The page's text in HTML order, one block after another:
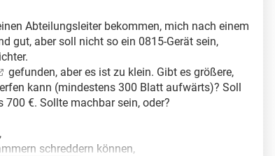
Abteilungsleiter bekommen, mich nach einem
gut, aber soll nicht so ein 0815-Gerät sein,
gefunden, aber es ist zu klein. Gibt es größere,
kann (mindestens 300 Blatt aufwärts)? Soll
700 €. Sollte machbar sein, oder?
schreddern können,